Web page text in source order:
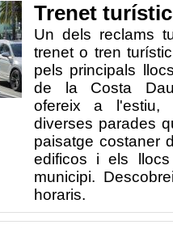
Trenet
Un dels reclams
trenet o tren
pels principals
de la Costa
ofereix a l'estiu,
diverses parades
paisatge costaner
edificos
i els
municipi.
horaris.